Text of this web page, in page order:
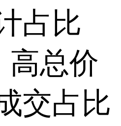
占比
高总价
交占比